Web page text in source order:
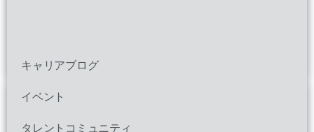
キャリアブログ
イベント
タレントコミュニティ